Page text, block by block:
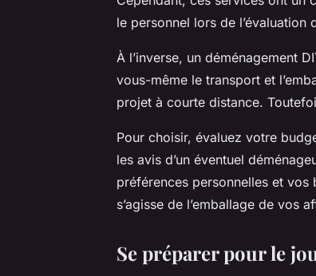
le personnel lors de l’évaluation
À l’inverse, un déménagement
vous-même le transport et
projet à courte distance.
Pour choisir, évaluez votre
les avis d’un éventuel
préférences personnelles et vos
s’agisse de l’emballage de vos
Se préparer pour le